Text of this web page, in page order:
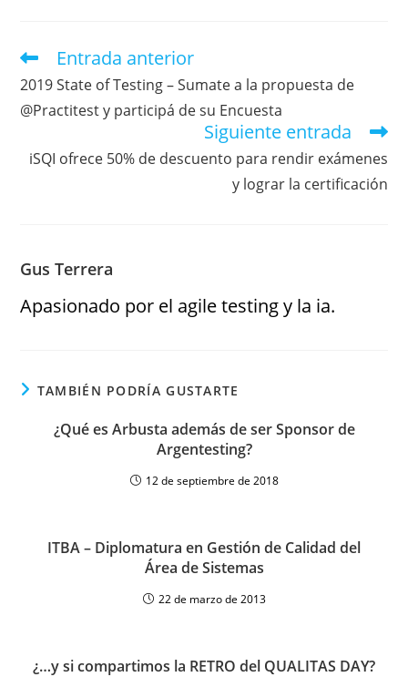
Entrada anterior
2019 State of Testing – Sumate a la propuesta de
@Practitest y participá de su Encuesta
Siguiente entrada
iSQI ofrece 50% de descuento para rendir exámenes
y lograr la certificación
Gus Terrera
Apasionado por el agile testing y la ia.
TAMBIÉN PODRÍA GUSTARTE
¿Qué es Arbusta además de ser Sponsor de
Argentesting?
12 de septiembre de 2018
ITBA – Diplomatura en Gestión de Calidad del
Área de Sistemas
22 de marzo de 2013
¿…y si compartimos la RETRO del QUALITAS DAY?